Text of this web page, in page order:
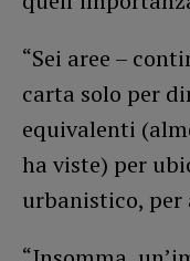
“Sei aree –
carta solo per
equivalenti
ha viste) per
urbanistico, per